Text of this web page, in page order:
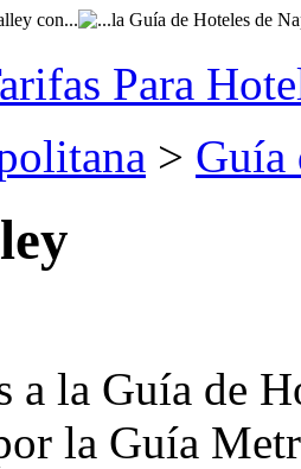
Para
> Guía
a la Guía de
la Guía